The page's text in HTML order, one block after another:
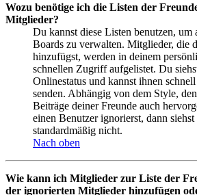
Wozu benötige ich die Listen der
Mitglieder?
Du kannst diese Listen benutzen, um
Boards zu verwalten. Mitglieder, die
hinzufügst, werden in deinem
schnellen Zugriff aufgelistet. Du
Onlinestatus und kannst ihnen
senden. Abhängig von dem Style,
Beiträge deiner Freunde auch
einen Benutzer ignorierst, dann
standardmäßig nicht.
Nach oben
Wie kann ich Mitglieder zur Liste der
der ignorierten Mitglieder hinzufügen